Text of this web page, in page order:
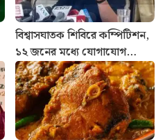
বিশ্বাসঘাতক শিবিরে কম্পিটিশন,
১২ জনের মধ্যে যোগাযোগ
রাখছে ৭ জন, বিস্ফোরক দাবি
কুণালের